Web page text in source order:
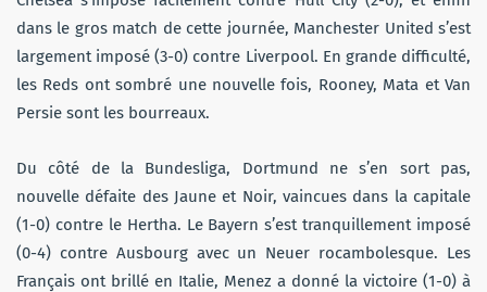
dans le gros match de cette journée, Manchester United s’est
largement imposé (3-0) contre Liverpool. En grande difficulté,
les Reds ont sombré une nouvelle fois, Rooney, Mata et Van
Persie sont les bourreaux.
Du côté de la Bundesliga, Dortmund ne s’en sort pas,
nouvelle défaite des Jaune et Noir, vaincues dans la capitale
(1-0) contre le Hertha. Le Bayern s’est tranquillement imposé
(0-4) contre Ausbourg avec un Neuer rocambolesque. Les
Français ont brillé en Italie, Menez a donné la victoire (1-0) à